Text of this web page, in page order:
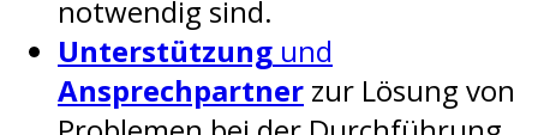
notwendig sind.
Unterstützung und
Ansprechpartner zur Lösung von